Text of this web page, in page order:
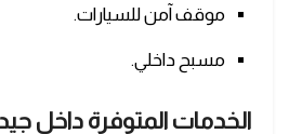
موقف آمن للسيارات.
مسبح داخلي.
الخدمات المتوفرة داخل